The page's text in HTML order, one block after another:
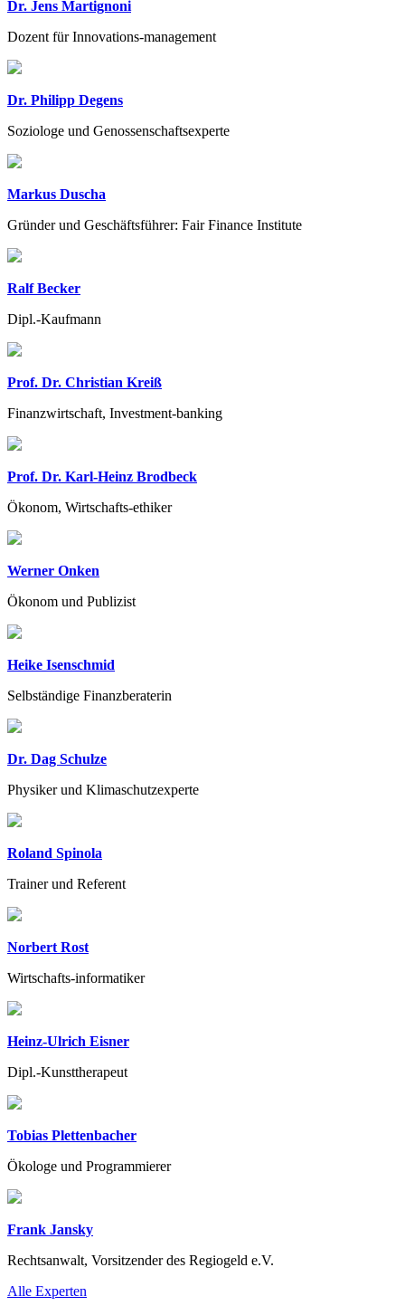
Dr. Jens Martignoni
Dozent für Innovations-management
Dr. Philipp Degens
Soziologe und Genossenschaftsexperte
Markus Duscha
Gründer und Geschäftsführer: Fair Finance Institute
Ralf Becker
Dipl.-Kaufmann
Prof. Dr. Christian Kreiß
Finanzwirtschaft, Investment-banking
Prof. Dr. Karl-Heinz Brodbeck
Ökonom, Wirtschafts-ethiker
Werner Onken
Ökonom und Publizist
Heike Isenschmid
Selbständige Finanzberaterin
Dr. Dag Schulze
Physiker und Klimaschutzexperte
Roland Spinola
Trainer und Referent
Norbert Rost
Wirtschafts-informatiker
Heinz-Ulrich Eisner
Dipl.-Kunsttherapeut
Tobias Plettenbacher
Ökologe und Programmierer
Frank Jansky
Rechtsanwalt, Vorsitzender des Regiogeld e.V.
Previous
Next
Alle Experten